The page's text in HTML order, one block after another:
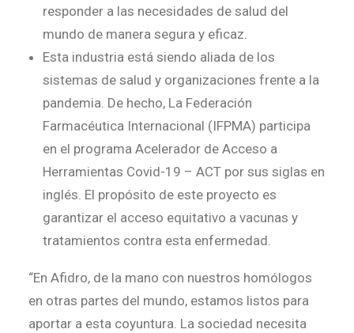
responder a las necesidades de salud del
mundo de manera segura y eficaz.
Esta industria está siendo aliada de los
sistemas de salud y organizaciones frente a la
pandemia. De hecho, La Federación
Farmacéutica Internacional (IFPMA) participa
en el programa Acelerador de Acceso a
Herramientas Covid-19 – ACT por sus siglas en
inglés. El propósito de este proyecto es
garantizar el acceso equitativo a vacunas y
tratamientos contra esta enfermedad.
“En Afidro, de la mano con nuestros homólogos
en otras partes del mundo, estamos listos para
aportar a esta coyuntura. La sociedad necesita